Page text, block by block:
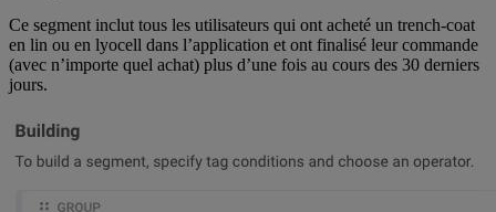
Ce segment inclut tous les utilisateurs qui ont acheté un trench-coat
en lin ou en lyocell dans l’application et ont finalisé leur commande
(avec n’importe quel achat) plus d’une fois au cours des 30 derniers
jours.